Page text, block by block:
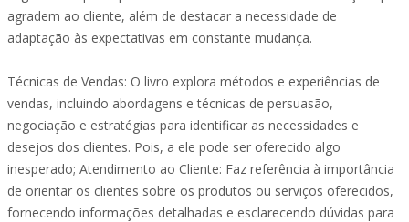
agradem ao cliente, além de destacar a necessidade de
adaptação às expectativas em constante mudança.
Técnicas de Vendas: O livro explora métodos e experiências de
vendas, incluindo abordagens e técnicas de persuasão,
negociação e estratégias para identificar as necessidades e
desejos dos clientes. Pois, a ele pode ser oferecido algo
inesperado; Atendimento ao Cliente: Faz referência à importância
de orientar os clientes sobre os produtos ou serviços oferecidos,
fornecendo informações detalhadas e esclarecendo dúvidas para